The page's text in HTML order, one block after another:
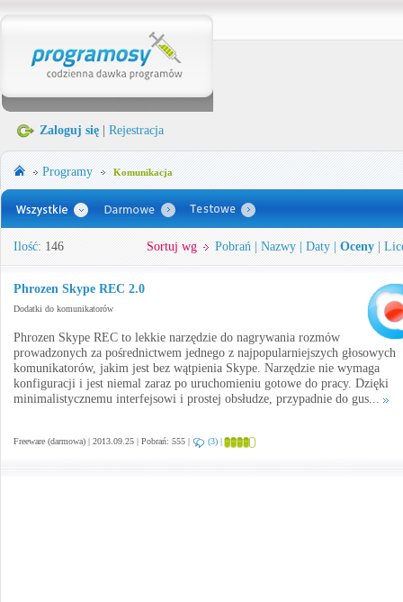
Zaloguj się Rejestracja
Programy Komunikacja
Ilość: 146 Sortuj wg Pobrań Nazwy Daty Oceny
Phrozen Skype REC 2.0
Dodatki do komunikatorów
Phrozen Skype REC to lekkie narzędzie do nagrywania rozmów
prowadzonych za pośrednictwem jednego z najpopularniejszych głosowych
komunikatorów, jakim jest bez wątpienia Skype. Narzędzie nie wymaga
konfiguracji i jest niemal zaraz po uruchomieniu gotowe do pracy. Dzięki
minimalistycznemu interfejsowi i prostej obsłudze, przypadnie do gus...
Freeware (darmowa) | 2013.09.25 | Pobrań: 555 | (3) |